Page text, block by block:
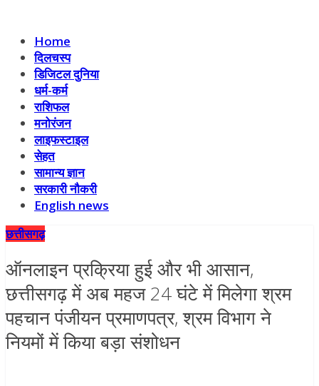
Home
दिलचस्प
डिजिटल दुनिया
धर्म-कर्म
राशिफल
मनोरंजन
लाइफस्टाइल
सेहत
सामान्य ज्ञान
सरकारी नौकरी
English news
छत्तीसगढ़
ऑनलाइन प्रक्रिया हुई और भी आसान,
छत्तीसगढ़ में अब महज 24 घंटे में मिलेगा श्रम
पहचान पंजीयन प्रमाणपत्र, श्रम विभाग ने
नियमों में किया बड़ा संशोधन